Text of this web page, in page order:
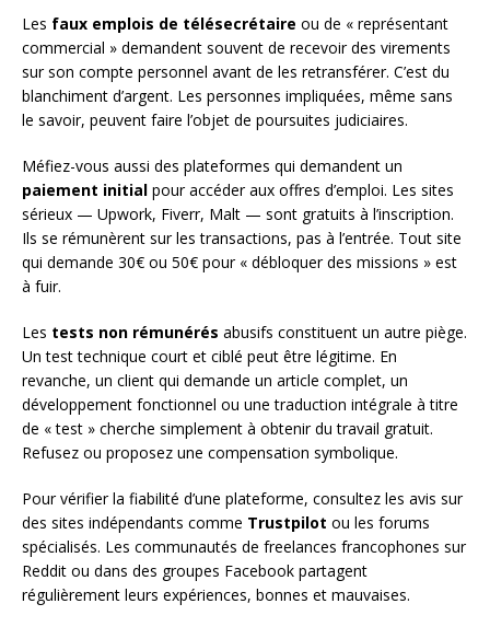
Les faux emplois de télésecrétaire ou de « représentant
commercial » demandent souvent de recevoir des virements
sur son compte personnel avant de les retransférer. C’est du
blanchiment d’argent. Les personnes impliquées, même sans
le savoir, peuvent faire l’objet de poursuites judiciaires.
Méfiez-vous aussi des plateformes qui demandent un
paiement initial pour accéder aux offres d’emploi. Les sites
sérieux — Upwork, Fiverr, Malt — sont gratuits à l’inscription.
Ils se rémunèrent sur les transactions, pas à l’entrée. Tout site
qui demande 30€ ou 50€ pour « débloquer des missions » est
à fuir.
Les tests non rémunérés abusifs constituent un autre piège.
Un test technique court et ciblé peut être légitime. En
revanche, un client qui demande un article complet, un
développement fonctionnel ou une traduction intégrale à titre
de « test » cherche simplement à obtenir du travail gratuit.
Refusez ou proposez une compensation symbolique.
Pour vérifier la fiabilité d’une plateforme, consultez les avis sur
des sites indépendants comme Trustpilot ou les forums
spécialisés. Les communautés de freelances francophones sur
Reddit ou dans des groupes Facebook partagent
régulièrement leurs expériences, bonnes et mauvaises.